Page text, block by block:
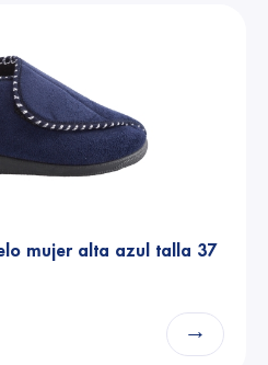
mujer alta azul talla 37
→